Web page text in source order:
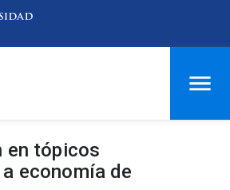
en tópicos
economía de